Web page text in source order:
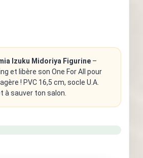
Izuku Midoriya Figurine –
et libère son One For All pour
! PVC 16,5 cm, socle U.A.
à sauver ton salon.